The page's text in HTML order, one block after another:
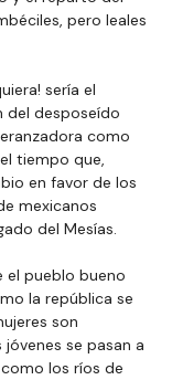
pero leales
sería el
del desposeído
como
tiempo que,
en favor de los
mexicanos
del Mesías.
el pueblo bueno
la república se
son
se pasan a
los ríos de